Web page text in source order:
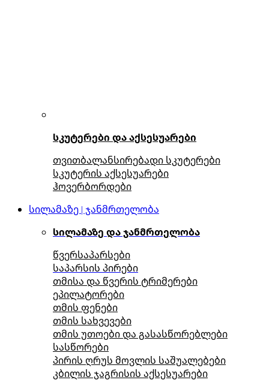
სკუტერები და აქსესუარები
თვითბალანსირებადი სკუტერები
სკუტერის აქსესუარები
ჰოვერბორდები
სილამაზე | ჯანმრთელობა
სილამაზე და ჯანმრთელობა
წვერსაპარსები
საპარსის პირები
თმისა და წვერის ტრიმერები
ეპილატორები
თმის ფენები
თმის სახვევები
თმის უთოები და გასასწორებლები
სასწორები
პირის ღრუს მოვლის საშუალებები
კბილის ჯაგრისის აქსესუარები